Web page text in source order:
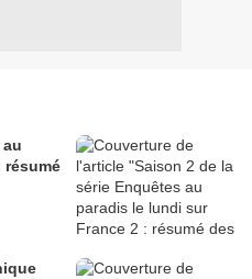
résumé